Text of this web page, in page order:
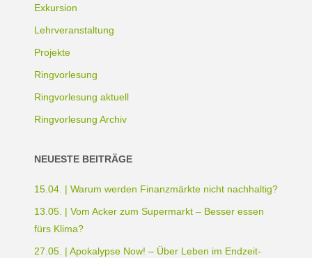
Exkursion
Lehrveranstaltung
Projekte
Ringvorlesung
Ringvorlesung aktuell
Ringvorlesung Archiv
NEUESTE BEITRÄGE
15.04. | Warum werden Finanzmärkte nicht nachhaltig?
13.05. | Vom Acker zum Supermarkt – Besser essen
fürs Klima?
27.05. | Apokalypse Now! – Über Leben im Endzeit-